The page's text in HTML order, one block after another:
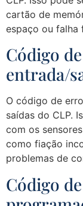
cartão de
espaço ou falha
Código
entrada/
O código de
saídas do CLP.
com os
como fiação
problemas de
Código